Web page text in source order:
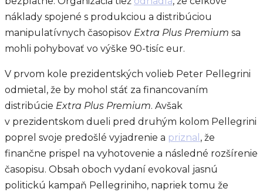
náklady spojené s produkciou a distribúciou
manipulatívnych časopisov Extra Plus Premium sa
mohli pohybovať vo výške 90-tisíc eur.
V prvom kole prezidentských volieb Peter Pellegrini
odmietal, že by mohol stáť za financovaním
distribúcie Extra Plus Premium. Avšak
v prezidentskom dueli pred druhým kolom Pellegrini
poprel svoje predošlé vyjadrenie a priznal , že
finančne prispel na vyhotovenie a následné rozšírenie
časopisu. Obsah oboch vydaní evokoval jasnú
politickú kampaň Pellegriniho, napriek tomu že